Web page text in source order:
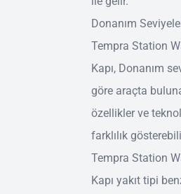
Donanım
Tempra Station
Kapı, Donanım
göre araçta
özellikler ve
farklılık
Tempra Station
Kapı yakıt tipi